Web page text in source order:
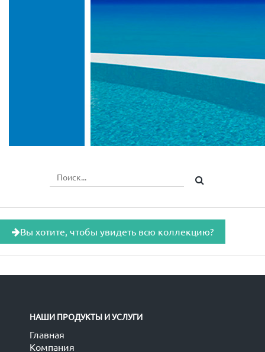
Вы хотите, чтобы увидеть всю коллекцию?
НАШИ ПРОДУКТЫ И УСЛУГИ
Главная
Компания